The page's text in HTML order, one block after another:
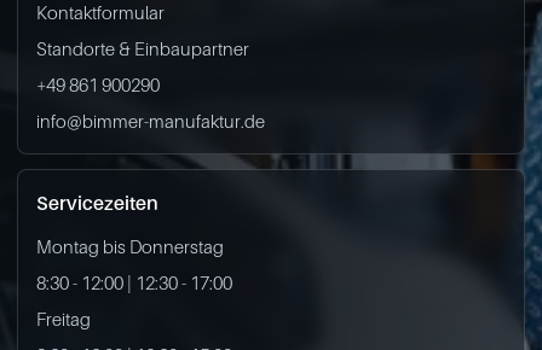
Kontaktformular
Standorte & Einbaupartner
+49 861 900290
info@bimmer-manufaktur.de
Servicezeiten
Montag bis Donnerstag
8:30 - 12:00 | 12:30 - 17:00
Freitag